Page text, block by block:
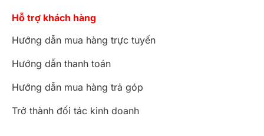
Hỗ trợ khách hàng
Hướng dẫn mua hàng trực tuyến
Hướng dẫn thanh toán
Hướng dẫn mua hàng trả góp
Trở thành đối tác kinh doanh